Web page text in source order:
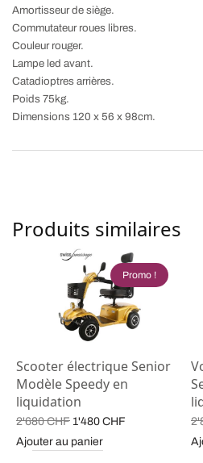
Amortisseur de siège.
Commutateur roues libres.
Couleur rouger.
Lampe led avant.
Catadioptres arrières.
Poids 75kg.
Dimensions 120 x 56 x 98cm.
Produits similaires
Promo !
Scooter électrique Senior
Modèle Speedy en
liquidation
2'680CHF Le prix
initial
était :
1'480 CHF
Ajouter au panier